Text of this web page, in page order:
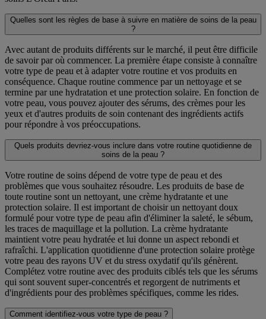
Quelles sont les règles de base à suivre en matière de soins de la peau
?
Avec autant de produits différents sur le marché, il peut être difficile
de savoir par où commencer. La première étape consiste à connaître
votre type de peau et à adapter votre routine et vos produits en
conséquence. Chaque routine commence par un nettoyage et se
termine par une hydratation et une protection solaire. En fonction de
votre peau, vous pouvez ajouter des sérums, des crèmes pour les
yeux et d'autres produits de soin contenant des ingrédients actifs
pour répondre à vos préoccupations.
Quels produits devriez-vous inclure dans votre routine quotidienne de
soins de la peau ?
Votre routine de soins dépend de votre type de peau et des
problèmes que vous souhaitez résoudre. Les produits de base de
toute routine sont un nettoyant, une crème hydratante et une
protection solaire. Il est important de choisir un nettoyant doux
formulé pour votre type de peau afin d'éliminer la saleté, le sébum,
les traces de maquillage et la pollution. La crème hydratante
maintient votre peau hydratée et lui donne un aspect rebondi et
rafraîchi. L'application quotidienne d'une protection solaire protège
votre peau des rayons UV et du stress oxydatif qu'ils génèrent.
Complétez votre routine avec des produits ciblés tels que les sérums
qui sont souvent super-concentrés et regorgent de nutriments et
d'ingrédients pour des problèmes spécifiques, comme les rides.
Comment identifiez-vous votre type de peau ?